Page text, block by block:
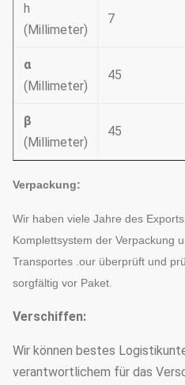
h
(Millimeter)
7
α
(Millimeter)
45
β
(Millimeter)
45
Verpackung:
Wir haben viele Jahre des
Komplettsystem der Verpackung
Transportes .our überprüft und
sorgfältig vor Paket.
Verschiffen:
Wir können bestes
verantwortlichem für das